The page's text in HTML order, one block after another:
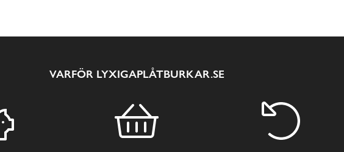
VARFÖR LYXIGAPLÅTBURKAR.SE